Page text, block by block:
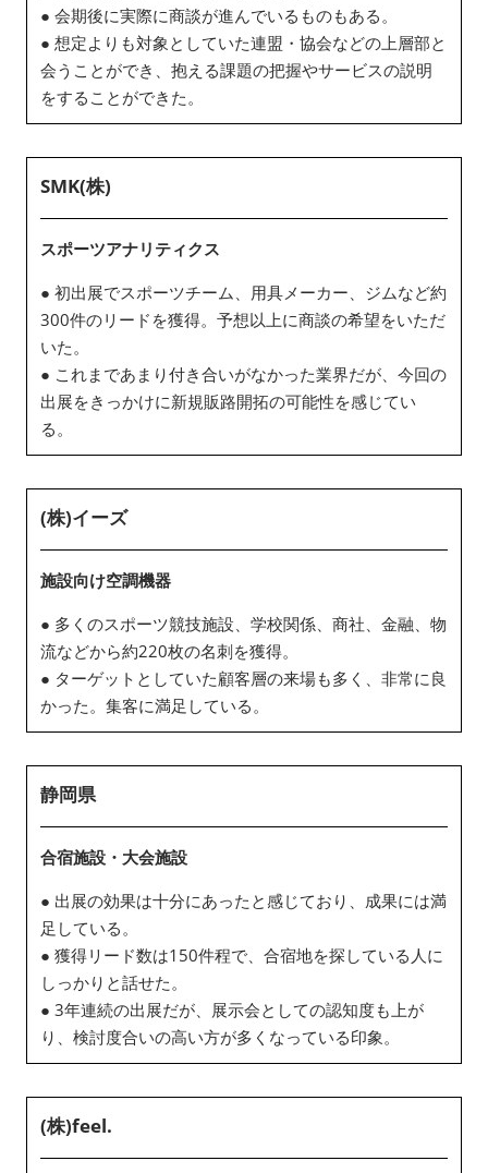
● 会期後に実際に商談が進んでいるものもある。
● 想定よりも対象としていた連盟・協会などの上層部と
会うことができ、抱える課題の把握やサービスの説明
をすることができた。
SMK(株)
スポーツアナリティクス
● 初出展でスポーツチーム、用具メーカー、ジムなど約
300件のリードを獲得。予想以上に商談の希望をいただ
いた。
● これまであまり付き合いがなかった業界だが、今回の
出展をきっかけに新規販路開拓の可能性を感じてい
る。
(株)イーズ
施設向け空調機器
● 多くのスポーツ競技施設、学校関係、商社、金融、物
流などから約220枚の名刺を獲得。
● ターゲットとしていた顧客層の来場も多く、非常に良
かった。集客に満足している。
静岡県
合宿施設・大会施設
● 出展の効果は十分にあったと感じており、成果には満
足している。
● 獲得リード数は150件程で、合宿地を探している人に
しっかりと話せた。
● 3年連続の出展だが、展示会としての認知度も上が
り、検討度合いの高い方が多くなっている印象。
(株)feel.